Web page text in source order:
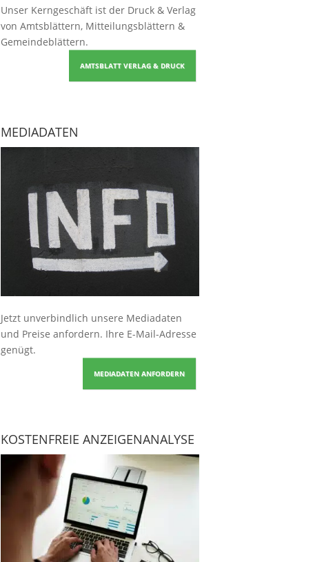
Unser Kerngeschäft ist der Druck & Verlag
von Amtsblättern, Mitteilungsblättern &
Gemeindeblättern.
AMTSBLATT VERLAG & DRUCK
MEDIADATEN
Jetzt unverbindlich unsere Mediadaten
und Preise anfordern. Ihre E-Mail-Adresse
genügt.
MEDIADATEN ANFORDERN
KOSTENFREIE ANZEIGENANALYSE